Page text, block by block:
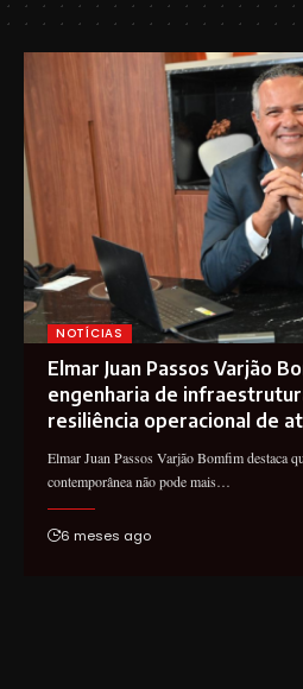
NOTÍCIAS
Elmar Juan Passos Varjão
engenharia de
resiliência operacional de
Elmar Juan Passos Varjão Bomfim destaca
contemporânea não pode mais…
6 meses ago